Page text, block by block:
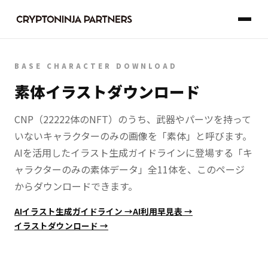
BASE CHARACTER DOWNLOAD
素体イラストダウンロード
CNP（22222体のNFT）のうち、武器やパーツを持って
いないキャラクターのみの画像を「素体」と呼びます。
AIを活用したイラスト生成ガイドラインに登場する「キ
ャラクターのみの素体データ」全11体を、このページ
からダウンロードできます。
AIイラスト生成ガイドライン →AI利用早見表 →
イラストダウンロード →